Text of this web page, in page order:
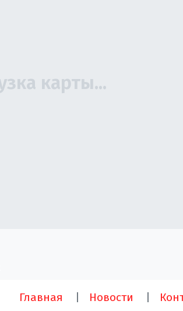
Главная Новости